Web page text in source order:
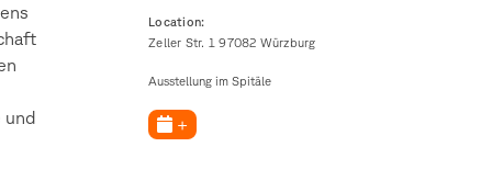
und
Location:
Zeller Str. 1 97082 Würzburg
Ausstellung im Spitäle
+